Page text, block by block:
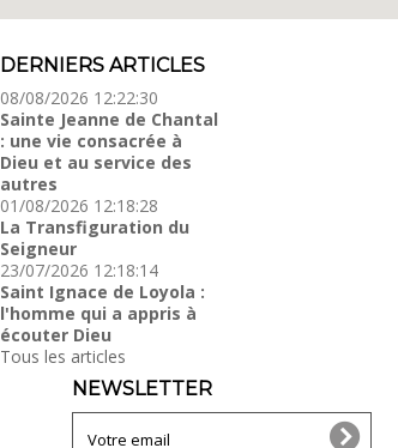
DERNIERS ARTICLES
08/08/2026 12:22:30
Sainte Jeanne de Chantal
: une vie consacrée à
Dieu et au service des
autres
01/08/2026 12:18:28
La Transfiguration du
Seigneur
23/07/2026 12:18:14
Saint Ignace de Loyola :
l'homme qui a appris à
écouter Dieu
Tous les articles
NEWSLETTER